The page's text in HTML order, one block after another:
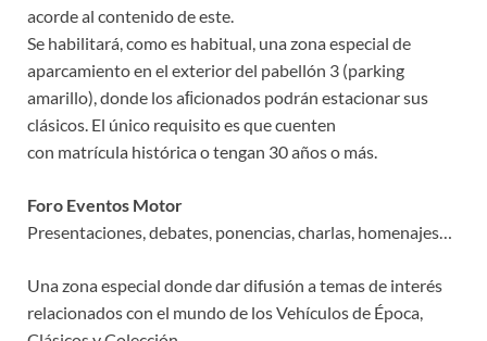
acorde al contenido de este.
Se habilitará, como es habitual, una zona especial de
aparcamiento en el exterior del pabellón 3 (parking
amarillo), donde los aﬁcionados podrán estacionar sus
clásicos. El único requisito es que cuenten
con matrícula histórica o tengan 30 años o más.
Foro Eventos Motor
Presentaciones, debates, ponencias, charlas, homenajes…
Una zona especial donde dar difusión a temas de interés
relacionados con el mundo de los Vehículos de Época,